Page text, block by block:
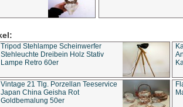
Tripod Stehlampe Scheinwerfer
Stehleuchte Dreibein Holz Stativ
Lampe Retro 60er
Vintage 21 Tlg. Porzellan Teeservice
Japan China Geisha Rot
Goldbemalung 50er